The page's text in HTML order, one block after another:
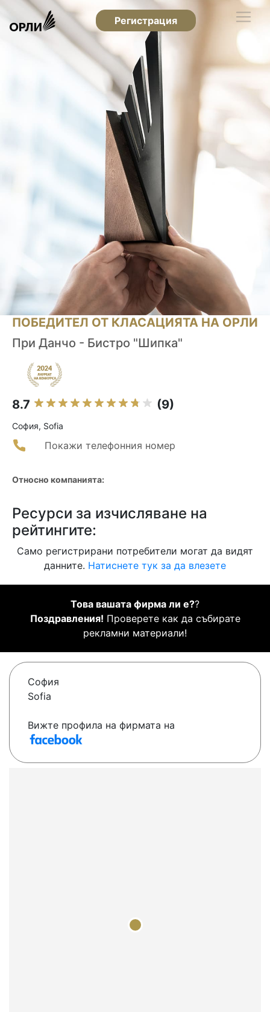
Регистрация
ПОБЕДИТЕЛ ОТ КЛАСАЦИЯТА НА ОРЛИ
При Данчо - Бистро "Шипка"
8.7 (9)
София, Sofia
Покажи телефонния номер
Относно компанията:
Ресурси за изчисляване на
рейтингите:
Само регистрирани потребители могат да видят
данните. Натиснете тук за да влезете
Това вашата фирма ли е??
Поздравления! Проверете как да събирате
рекламни материали!
София
Sofia
Вижте профила на фирмата на